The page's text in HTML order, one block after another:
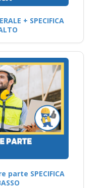
+ SPECIFICA
parte SPECIFICA